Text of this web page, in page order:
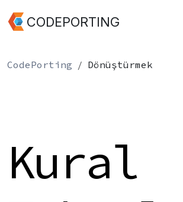
CODEPORTING
CodePorting Dönüştürmek
Kural